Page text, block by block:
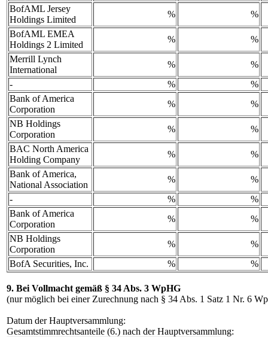
BofAML Jersey
Holdings Limited
%
%
BofAML EMEA
Holdings 2 Limited
%
%
Merrill Lynch
International
%
%
-
%
%
Bank of America
Corporation
%
%
NB Holdings
Corporation
%
%
BAC North America
Holding Company
%
%
Bank of America,
National Association
%
%
-
%
%
Bank of America
Corporation
%
%
NB Holdings
Corporation
%
%
BofA Securities, Inc.
% %
9. Bei Vollmacht gemäß § 34 Abs. 3 WpHG
(nur möglich bei einer Zurechnung nach § 34 Abs. 1 Satz 1 Nr. 6
Datum der Hauptversammlung:
Gesamtstimmrechtsanteile (6.) nach der Hauptversammlung: